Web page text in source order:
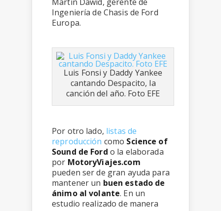
Ingeniería de Chasis de Ford
Europa.
Luis Fonsi y Daddy Yankee
cantando Despacito, la
canción del año. Foto EFE
Por otro lado, listas de
reproducción como Science of
Sound de Ford o la elaborada
por MotoryViajes.com
pueden ser de gran ayuda para
mantener un buen estado de
ánimo al volante. En un
estudio realizado de manera